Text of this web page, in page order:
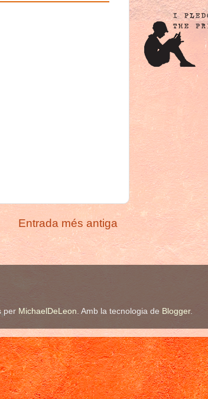
Entrada més antiga
per MichaelDeLeon . Amb la tecnologia de Blogger.